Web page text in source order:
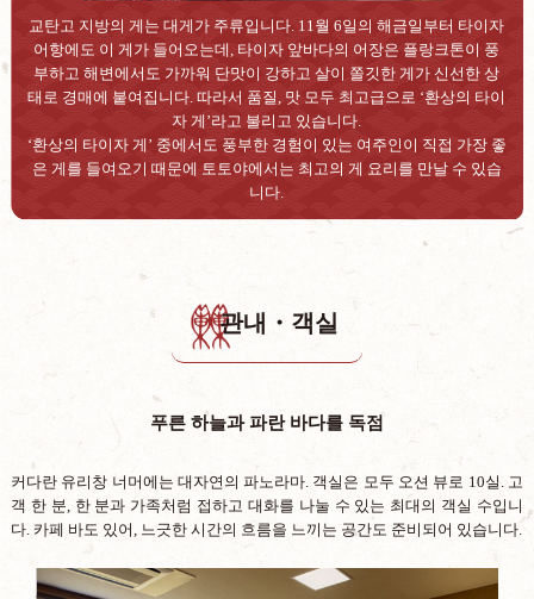
교탄고 지방의 게는 대게가 주류입니다. 11월 6일의 해금일부터 타이자
어항에도 이 게가 들어오는데, 타이자 앞바다의 어장은 플랑크톤이 풍
부하고 해변에서도 가까워 단맛이 강하고 살이 쫄깃한 게가 신선한 상
태로 경매에 붙여집니다. 따라서 품질, 맛 모두 최고급으로 ‘환상의 타이
자 게’라고 불리고 있습니다.
‘환상의 타이자 게’ 중에서도 풍부한 경험이 있는 여주인이 직접 가장 좋
은 게를 들여오기 때문에 토토야에서는 최고의 게 요리를 만날 수 있습
니다.
관내・객실
푸른 하늘과 파란 바다를 독점
커다란 유리창 너머에는 대자연의 파노라마. 객실은 모두 오션 뷰로 10실. 고
객 한 분, 한 분과 가족처럼 접하고 대화를 나눌 수 있는 최대의 객실 수입니
다. 카페 바도 있어, 느긋한 시간의 흐름을 느끼는 공간도 준비되어 있습니다.